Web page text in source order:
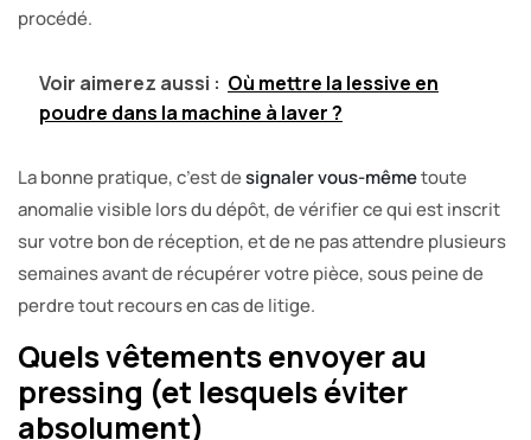
procédé.
Voir aimerez aussi : Où mettre la lessive en
poudre dans la machine à laver ?
La bonne pratique, c’est designaler vous-mêmetoute
anomalie visible lors du dépôt, de vérifier ce qui est inscrit
sur votre bon de réception, et de ne pas attendre plusieurs
semaines avant de récupérer votre pièce, sous peine de
perdre tout recours en cas de litige.
Quels vêtements envoyer au
pressing (et lesquels éviter
absolument)